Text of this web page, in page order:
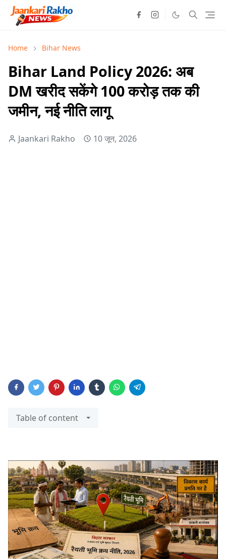
Home Bihar News
Bihar Land Policy 2026: अब
DM खरीद सकेंगे 100 करोड़ तक की
जमीन, नई नीति लागू
Jaankari Rakho 10 जून, 2026
Table of content